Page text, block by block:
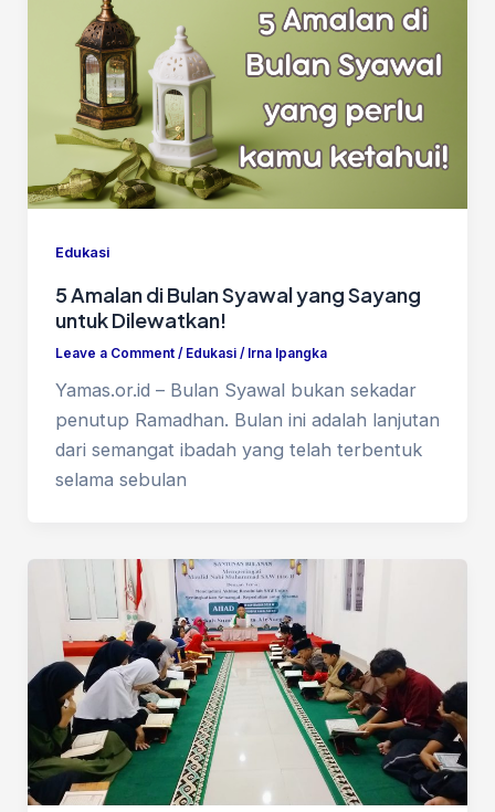
Edukasi
5 Amalan di Bulan Syawal yang Sayang
untuk Dilewatkan!
Leave a Comment / Edukasi/ Irna Ipangka
Yamas.or.id – Bulan Syawal bukan sekadar
penutup Ramadhan. Bulan ini adalah lanjutan
dari semangat ibadah yang telah terbentuk
selama sebulan